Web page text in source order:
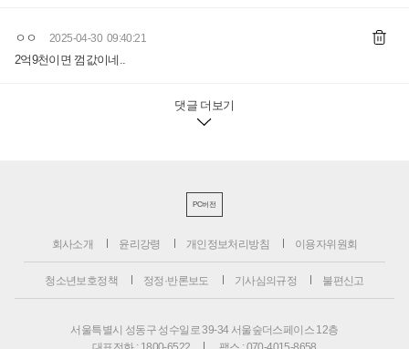
ㅇㅇ 2025-04-30 09:40:21
2억9천이면 껌값이네..
댓글 더보기
PC버전
회사소개 윤리강령 개인정보처리방침 이용자위원회
청소년보호정책 정정·반론보도 기사심의규정 불편신고
서울특별시 성동구 성수일로 39-34 서울숲더스페이스 12층